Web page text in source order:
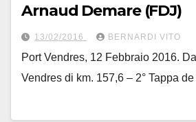
Arnaud Demare (FDJ)
13/02/2016 BERNARDI VITO
Port Vendres, 12 Febbraio 2016.
Vendres di km. 157,6 – 2° Tappa